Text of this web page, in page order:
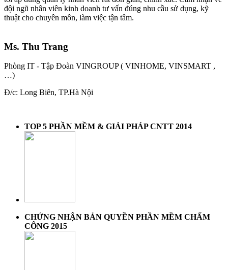
đội ngũ nhân viên kinh doanh tư vấn đúng nhu cầu sử dụng, kỹ
thuật cho chuyên môn, làm việc tận tâm.
Ms. Thu Trang
Phòng IT - Tập Đoàn VINGROUP ( VINHOME, VINSMART ,
…)
Đ/c: Long Biên, TP.Hà Nội
TOP 5 PHẦN MỀM & GIẢI PHÁP CNTT 2014
CHỨNG NHẬN BẢN QUYỀN PHẦN MỀM CHẤM
CÔNG 2015